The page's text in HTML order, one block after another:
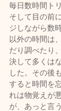
毎日数時間ト
そして目の前
ジしながら数
以外の時間は
だり調べたり
決して多くは
した。その後
すると時間を
れは物覚えが
が、あっと言